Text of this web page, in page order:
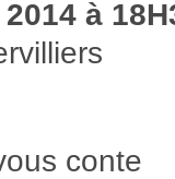
à
conte